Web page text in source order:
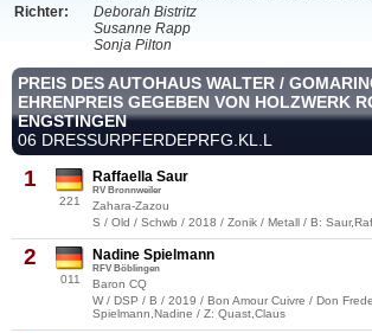
Richter:
Deborah Bistritz
Susanne Rapp
Sonja Pilton
PREIS DES AUTOHAUS WALTER /
EHRENPREIS GEGEBEN VON HOLZWERK
ENGSTINGEN
06 DRESSURPFERDEPRFG.KL.L
1
221
Raffaella Saur
RV Bronnweiler
Zahara-Zazou
S / Old / Schwb / 2018 / Zonik / Metall / B:
2
011
Nadine Spielmann
RFV Böblingen
Baron CQ
W / DSP / B / 2019 / Bon Amour Cuivre / Don
Spielmann,Nadine / Z: Quast,Claus